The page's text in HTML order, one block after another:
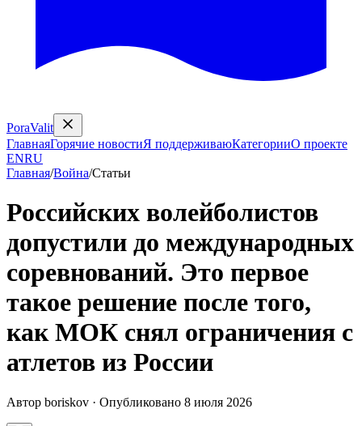
PoraValit
ГлавнаяГорячие новостиЯ поддерживаюКатегорииО проекте
ENRU
Главная/Война/Статьи
Российских волейболистов
допустили до международных
соревнований. Это первое
такое решение после того,
как МОК снял ограничения с
атлетов из России
Автор boriskov · Опубликовано 8 июля 2026